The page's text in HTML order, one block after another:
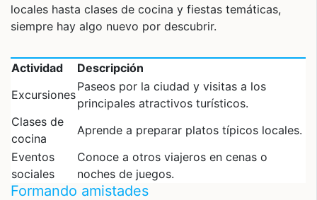
locales hasta clases de cocina y fiestas temáticas,
siempre hay algo nuevo por descubrir.
Actividad
Descripción
Excursiones
Paseos por la ciudad y visitas a los
principales atractivos turísticos.
Clases de
cocina
Aprende a preparar platos típicos locales.
Eventos
sociales
Conoce a otros viajeros en cenas o
noches de juegos.
Formando amistades